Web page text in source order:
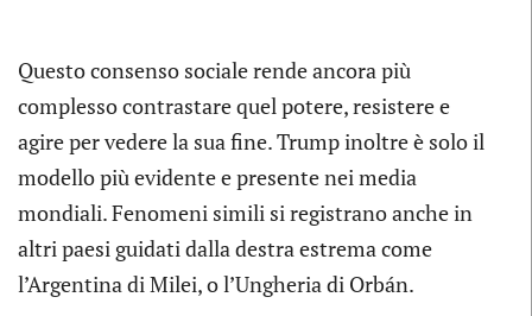
Questo consenso sociale rende ancora più
complesso contrastare quel potere, resistere e
agire per vedere la sua fine. Trump inoltre è solo il
modello più evidente e presente nei media
mondiali. Fenomeni simili si registrano anche in
altri paesi guidati dalla destra estrema come
l’Argentina di Milei, o l’Ungheria di Orbán.